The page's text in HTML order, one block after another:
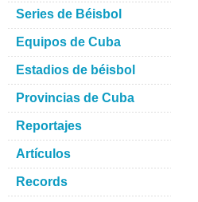
Series de Béisbol
Equipos de Cuba
Estadios de béisbol
Provincias de Cuba
Reportajes
Artículos
Records